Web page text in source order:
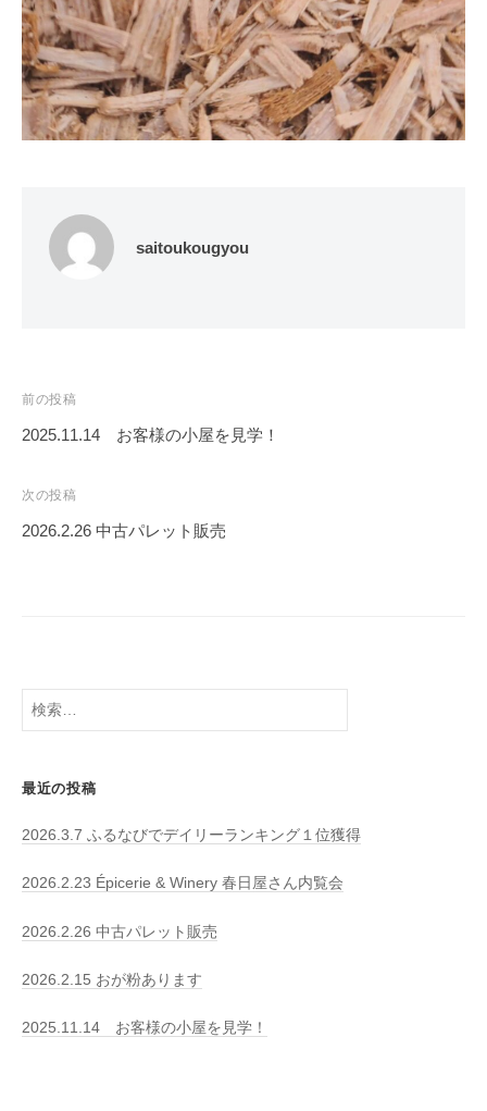
saitoukougyou
投
稿
ビ
ゲ
前の投稿
2025.11.14 お客様の小屋を見学！
次の投稿
2026.2.26 中古パレット販売
検
最近の投稿
2026.3.7 ふるなびでデイリーランキング１位獲得
2026.2.23 Épicerie & Winery 春日屋さん内覧会
2026.2.26 中古パレット販売
2026.2.15 おが粉あります
2025.11.14 お客様の小屋を見学！